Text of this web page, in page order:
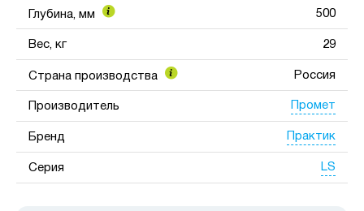
Глубина, мм 500
Вес, кг 29
Страна производства Россия
Производитель Промет
Бренд Практик
Серия LS